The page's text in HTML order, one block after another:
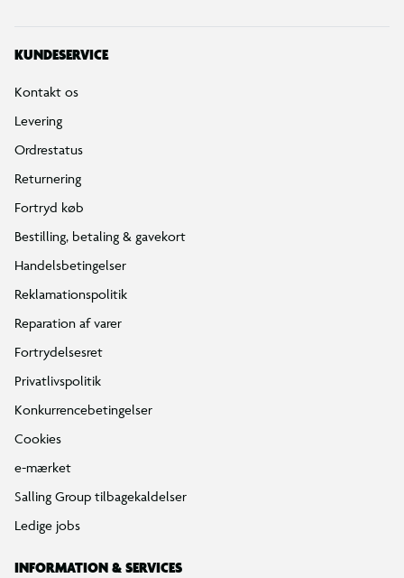
KUNDESERVICE
Kontakt os
Levering
Ordrestatus
Returnering
Fortryd køb
Bestilling, betaling & gavekort
Handelsbetingelser
Reklamationspolitik
Reparation af varer
Fortrydelsesret
Privatlivspolitik
Konkurrencebetingelser
Cookies
e-mærket
Salling Group tilbagekaldelser
Ledige jobs
INFORMATION & SERVICES